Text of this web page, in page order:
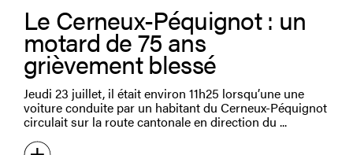
Le Cerneux-Péquignot : un
motard de 75 ans
grièvement blessé
Jeudi 23 juillet, il était environ 11h25 lorsqu’une une
voiture conduite par un habitant du Cerneux-Péquignot
circulait sur la route cantonale en direction du